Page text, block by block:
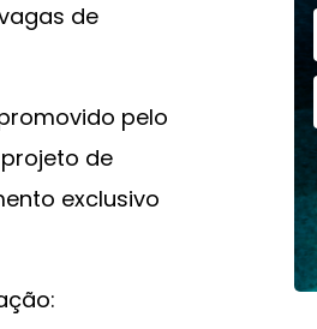
de
pelo
de
exclusivo